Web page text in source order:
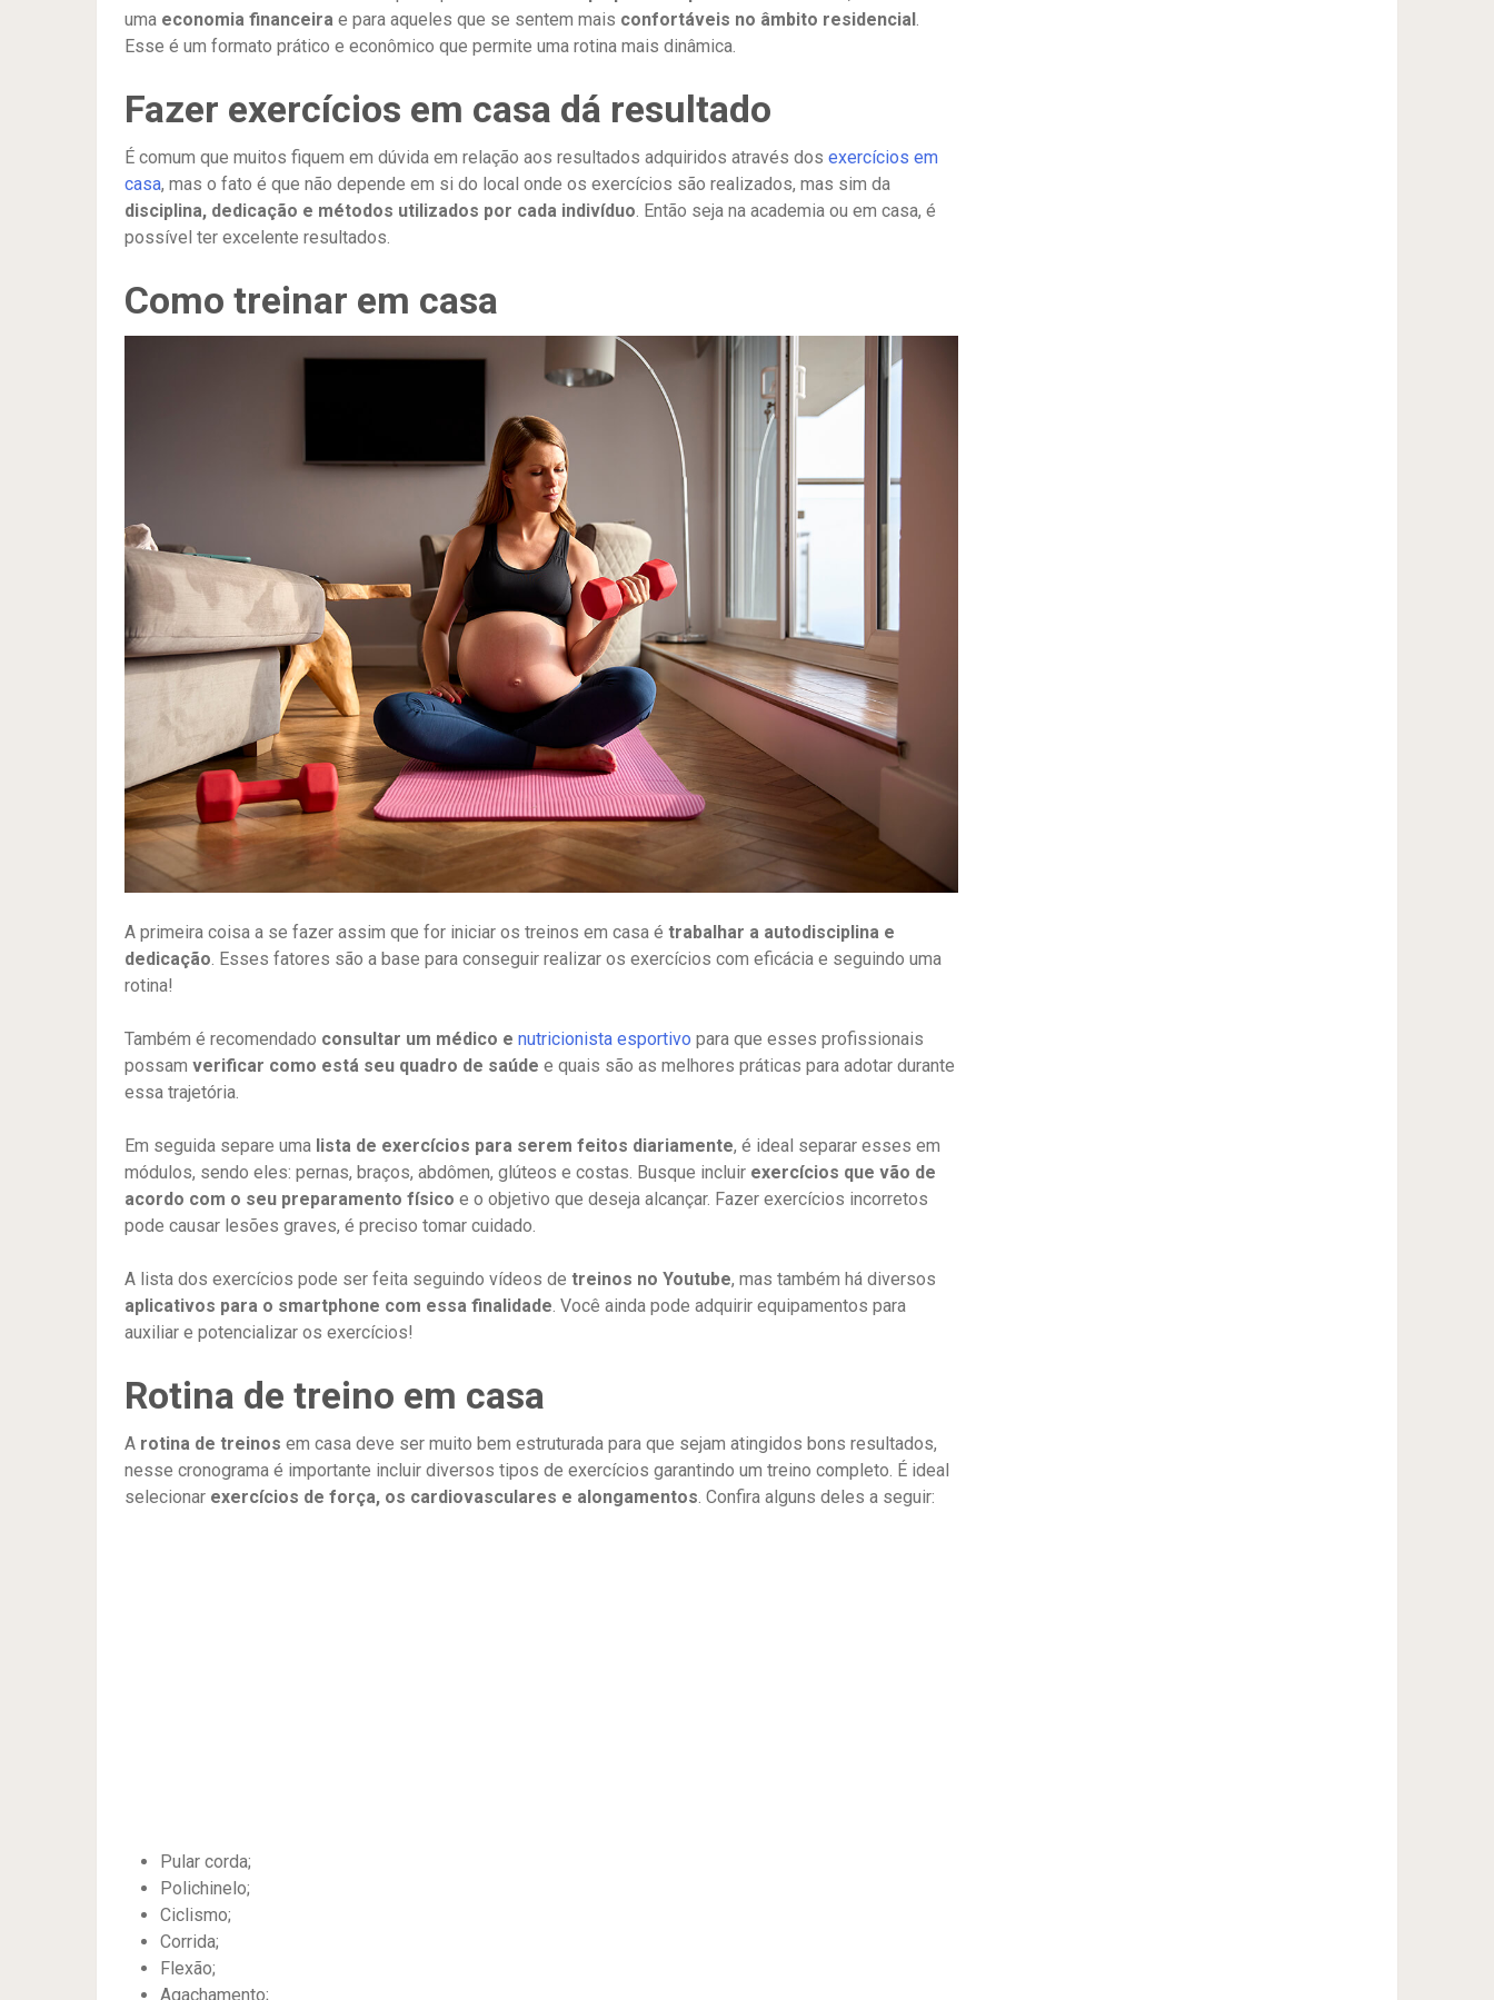
uma economia financeira e para aqueles que se sentem mais confortáveis no âmbito residencial .
Esse é um formato prático e econômico que permite uma rotina mais dinâmica.
Fazer exercícios em casa dá resultado
É comum que muitos fiquem em dúvida em relação aos resultados adquiridos através dos exercícios em
casa, mas o fato é que não depende em si do local onde os exercícios são realizados, mas sim da
disciplina, dedicação e métodos utilizados por cada indivíduo. Então seja na academia ou em casa, é
possível ter excelente resultados.
Como treinar em casa
A primeira coisa a se fazer assim que for iniciar os treinos em casa é trabalhar a autodisciplina e
dedicação . Esses fatores são a base para conseguir realizar os exercícios com eficácia e seguindo uma
rotina!
Também é recomendado consultar um médico e nutricionista esportivo para que esses profissionais
possam verificar como está seu quadro de saúde e quais são as melhores práticas para adotar durante
essa trajetória.
Em seguida separe uma lista de exercícios para serem feitos diariamente, é ideal separar esses em
módulos, sendo eles: pernas, braços, abdômen, glúteos e costas. Busque incluir exercícios que vão de
acordo com o seu preparamento físico e o objetivo que deseja alcançar. Fazer exercícios incorretos
pode causar lesões graves, é preciso tomar cuidado.
A lista dos exercícios pode ser feita seguindo vídeos de treinos no Youtube, mas também há diversos
aplicativos para o smartphone com essa finalidade . Você ainda pode adquirir equipamentos para
auxiliar e potencializar os exercícios!
Rotina de treino em casa
A rotina de treinos em casa deve ser muito bem estruturada para que sejam atingidos bons resultados,
nesse cronograma é importante incluir diversos tipos de exercícios garantindo um treino completo. É ideal
selecionar exercícios de força, os cardiovasculares e alongamentos . Confira alguns deles a seguir:
Pular corda;
Polichinelo;
Ciclismo;
Corrida;
Flexão;
Agachamento;